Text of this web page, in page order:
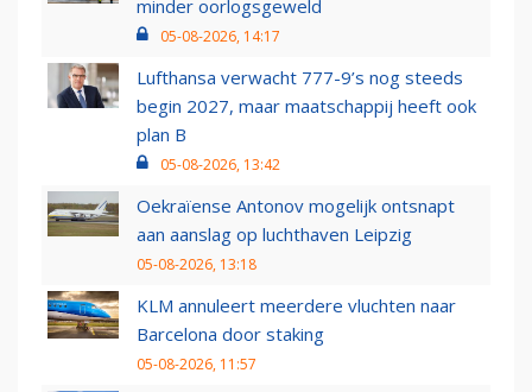
minder oorlogsgeweld
05-08-2026, 14:17
Lufthansa verwacht 777-9’s nog steeds
begin 2027, maar maatschappij heeft ook
plan B
05-08-2026, 13:42
Oekraïense Antonov mogelijk ontsnapt
aan aanslag op luchthaven Leipzig
05-08-2026, 13:18
KLM annuleert meerdere vluchten naar
Barcelona door staking
05-08-2026, 11:57